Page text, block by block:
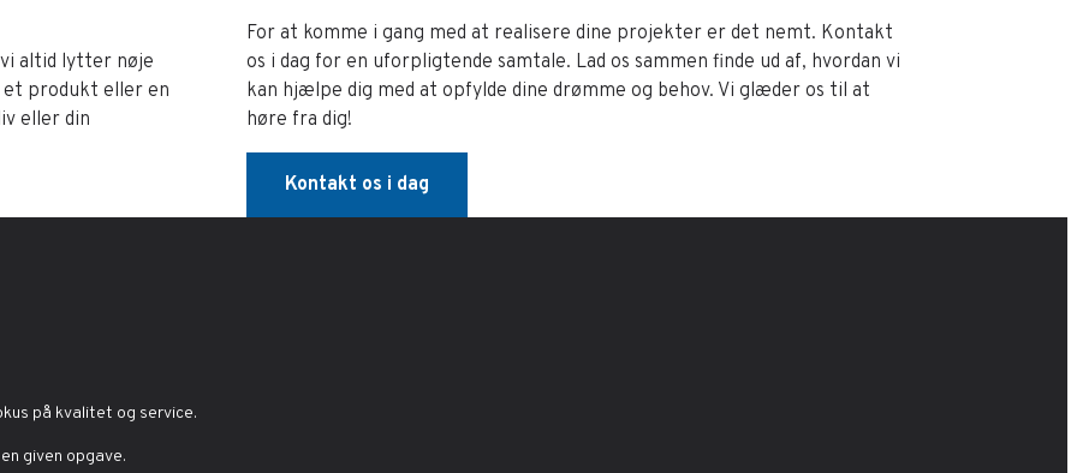
altid lytter nøje
et produkt eller en
eller din
For at komme i gang med at realisere dine projekter er det nemt. Kontakt
os i dag for en uforpligtende samtale. Lad os sammen finde ud af, hvordan vi
kan hjælpe dig med at opfylde dine drømme og behov. Vi glæder os til at
høre fra dig!
Kontakt os i dag
på kvalitet og service.
given opgave.